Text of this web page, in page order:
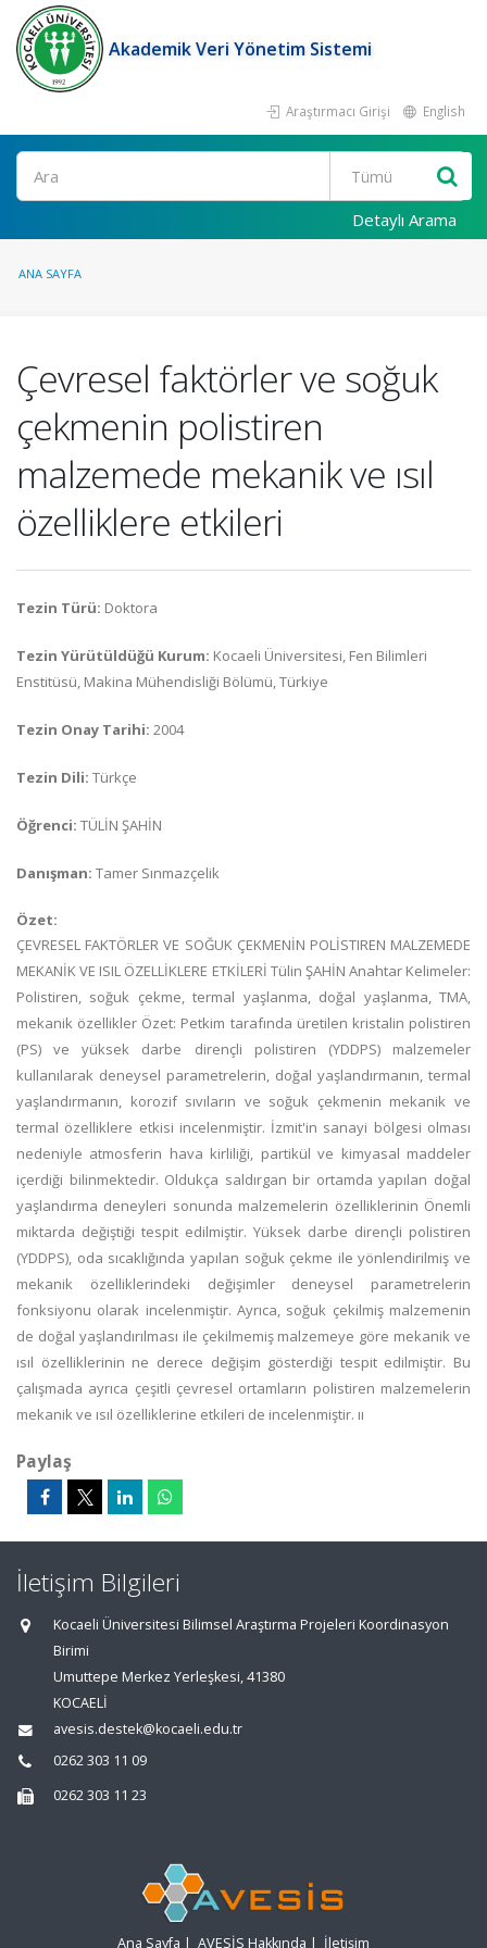
Akademik Veri Yönetim Sistemi
Araştırmacı Girişi English
Ara
Detaylı Arama
ANA SAYFA
Çevresel faktörler ve soğuk
çekmenin polistiren
malzemede mekanik ve ısıl
özelliklere etkileri
Tezin Türü: Doktora
Tezin Yürütüldüğü Kurum: Kocaeli Üniversitesi, Fen Bilimleri
Enstitüsü, Makina Mühendisliği Bölümü, Türkiye
Tezin Onay Tarihi: 2004
Tezin Dili: Türkçe
Öğrenci: TÜLİN ŞAHİN
Danışman: Tamer Sınmazçelik
Özet:
ÇEVRESEL FAKTÖRLER VE SOĞUK ÇEKMENİN POLİSTIREN MALZEMEDE
MEKANİK VE ISIL ÖZELLİKLERE ETKİLERİ Tülin ŞAHİN Anahtar Kelimeler:
Polistiren, soğuk çekme, termal yaşlanma, doğal yaşlanma, TMA,
mekanik özellikler Özet: Petkim tarafında üretilen kristalin polistiren
(PS) ve yüksek darbe dirençli polistiren (YDDPS) malzemeler
kullanılarak deneysel parametrelerin, doğal yaşlandırmanın, termal
yaşlandırmanın, korozif sıvıların ve soğuk çekmenin mekanik ve
termal özelliklere etkisi incelenmiştir. İzmit'in sanayi bölgesi olması
nedeniyle atmosferin hava kirliliği, partikül ve kimyasal maddeler
içerdiği bilinmektedir. Oldukça saldırgan bir ortamda yapılan doğal
yaşlandırma deneyleri sonunda malzemelerin özelliklerinin Önemli
miktarda değiştiği tespit edilmiştir. Yüksek darbe dirençli polistiren
(YDDPS), oda sıcaklığında yapılan soğuk çekme ile yönlendirilmiş ve
mekanik özelliklerindeki değişimler deneysel parametrelerin
fonksiyonu olarak incelenmiştir. Ayrıca, soğuk çekilmiş malzemenin
de doğal yaşlandırılması ile çekilmemiş malzemeye göre mekanik ve
ısıl özelliklerinin ne derece değişim gösterdiği tespit edilmiştir. Bu
çalışmada ayrıca çeşitli çevresel ortamların polistiren malzemelerin
mekanik ve ısıl özelliklerine etkileri de incelenmiştir. ıı
Paylaş
İletişim Bilgileri
Kocaeli Üniversitesi Bilimsel Araştırma Projeleri Koordinasyon
Birimi
Umuttepe Merkez Yerleşkesi, 41380
KOCAELİ
avesis.destek@kocaeli.edu.tr
0262 303 11 09
0262 303 11 23
Ana Sayfa | AVESİS Hakkında | İletişim